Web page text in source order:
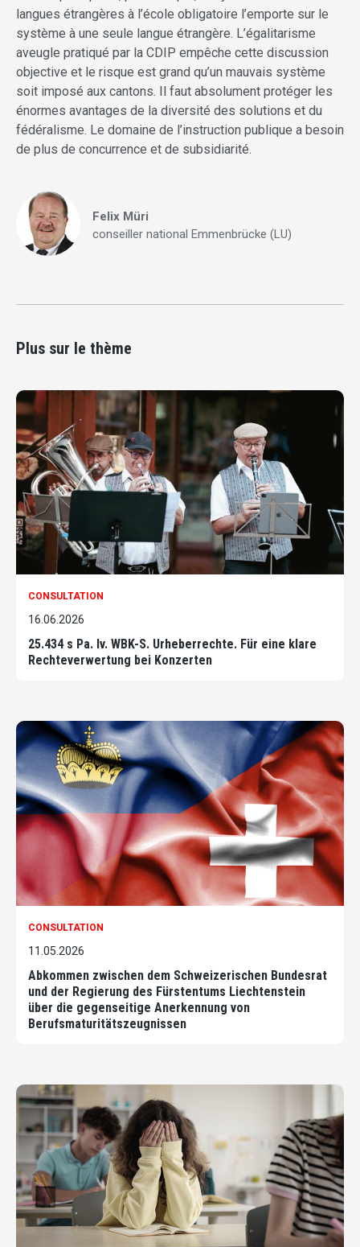
langues étrangères à l’école obligatoire l’emporte sur le
système à une seule langue étrangère. L’égalitarisme
aveugle pratiqué par la CDIP empêche cette discussion
objective et le risque est grand qu’un mauvais système
soit imposé aux cantons. Il faut absolument protéger les
énormes avantages de la diversité des solutions et du
fédéralisme. Le domaine de l’instruction publique a besoin
de plus de concurrence et de subsidiarité.
Felix Müri
conseiller national Emmenbrücke (LU)
Plus sur le thème
CONSULTATION
16.06.2026
25.434 s Pa. Iv. WBK-S. Urheberrechte. Für eine klare
Rechteverwertung bei Konzerten
CONSULTATION
11.05.2026
Abkommen zwischen dem Schweizerischen Bundesrat
und der Regierung des Fürstentums Liechtenstein
über die gegenseitige Anerkennung von
Berufsmaturitätszeugnissen